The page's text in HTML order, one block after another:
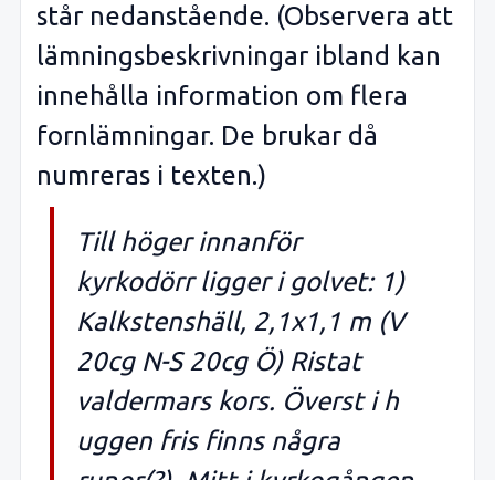
står nedanstående. (Observera att
lämningsbeskrivningar ibland kan
innehålla information om flera
fornlämningar. De brukar då
numreras i texten.)
Till höger innanför
kyrkodörr ligger i golvet: 1)
Kalkstenshäll, 2,1x1,1 m (V
20cg N-S 20cg Ö) Ristat
valdermars kors. Överst i h
uggen fris finns några